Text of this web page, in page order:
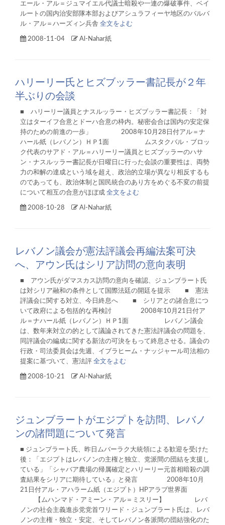
エール・アル＝ジュマイエル代議士暗殺や一連の爆破事件、ベイ
ルートの国内治安部隊本部およびアシュラフィーヤ地区のバルバ
ル・アル＝ハーズィン兵舎 全文をよむ
2008-11-04 Al-Nahar紙
ハリーリー氏とヒズブッラー書記長が２年
半ぶりの会談
■ ハリーリー議員とナスルッラー・ヒズブッラー書記長：「対
立はターイフ合意とドーハ合意の枠内。秘密会合は国内の安定保
持のための前進の一歩」 2008年10月28日付アル＝ナ
ハール紙（レバノン）ＨＰ1面 ムスタクバル・ブロッ
ク代表のサアド・アル＝ハリーリー議員とヒズブッラーのハサ
ン・ナスルッラー書記長が日曜日に行った会談の重要性は、両勢
力の和解の達成という域を超え、政治的立場が異なり相反するも
のであっても、政治体制と国民統合のあり方をめぐる不変の前提
について相互の合意がほぼ成 全文をよむ
2008-10-28 Al-Nahar紙
レバノン議会が憲法評議会再編法案可決
へ、アウン氏はシリア訪問の意向表明
■ アウン氏がダマスカス訪問の意向を確認、ジュンブラート氏
は対シリア融和の条件として国際法廷の開廷を提示 ■ 憲法
評議会に関する対立、今日終息へ ■ シリアとの諸合意につ
いて政府による包括的な再検討 2008年10月21日付ア
ル＝ナハール紙（レバノン）ＨＰ1面 レバノン議会
は、数年来対立の的として議論されてきた憲法評議会の問題を、
同評議会の編成に関する新法の可決をもって終息させる。議会の
行政・司法委員会は先週、イブラヒーム・ナッジャール司法相の
提案に基づいて、憲法評 全文をよむ
2008-10-21 Al-Nahar紙
ジュンブラートがエジプトを訪問、レバノ
ンの諸問題について発言
■ ジュンブラート氏、昨日ムバーラク大統領による歓迎を受けた
後：「エジプトはレバノンの主権と独立、党派間の団結を支援し
ている」「シャバア農場の帰属確定とハリーリー元首相暗殺の調
査結果をシリアに期待している」と発言 2008年10月
21日付アル・アハラーム紙（エジプト）HPアラブ世界面
【ムハンマド・アミーン・アル＝ミスリー】 レバ
ノンの社会主義進歩党党首ワリード・ジュンブラート氏は、レバ
ノンの主権・独立・安定、そしてレバノン各派間の団結強化のた